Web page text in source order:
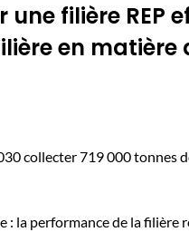
filière REP
en
collecter 719 000 tonnes
la performance de la filière